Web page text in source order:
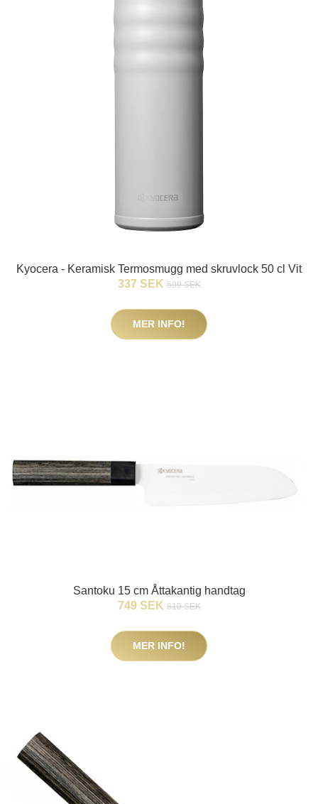
Kyocera - Keramisk Termosmugg med skruvlock 50 cl Vit
337 SEK 599 SEK
MER INFO!
Santoku 15 cm Åttakantig handtag
749 SEK 810 SEK
MER INFO!